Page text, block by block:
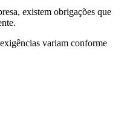
existem obrigações que
variam conforme